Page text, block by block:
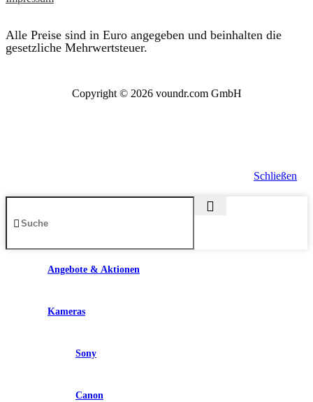
Alle Preise sind in Euro angegeben und beinhalten die
gesetzliche Mehrwertsteuer.
Copyright © 2026 voundr.com GmbH
Schließen
Angebote & Aktionen
Kameras
Sony
Canon